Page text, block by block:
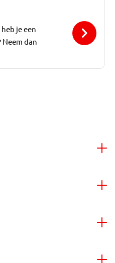
je een
dan